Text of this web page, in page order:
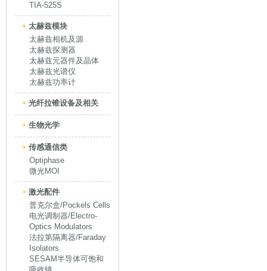
TIA-525S
太赫兹模块
太赫兹相机及源
太赫兹探测器
太赫兹元器件及晶体
太赫兹光谱仪
太赫兹功率计
光纤拉锥设备及相关
生物光学
传感通信类
Optiphase
微光MOI
激光配件
普克尔盒/Pockels Cells
电光调制器/Electro-
Optics Modulators
法拉第隔离器/Faraday
Isolators
SESAM半导体可饱和